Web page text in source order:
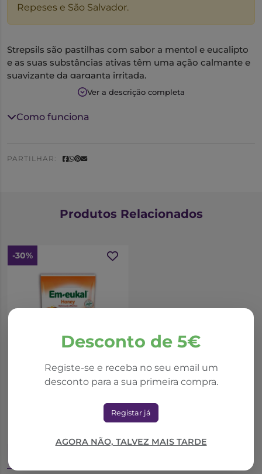
Repeses e São Salvador.
Strepsils são pastilhas com sabor a mentol e eucalipto
e as suas substâncias ativas têm uma ação calmante e
suavizante da garganta irritada.
Ver a descrição completa
Como funciona
PARTILHAR:
Desconto de 5€
Registe-se e receba no seu email um
desconto para a sua primeira compra.
Registar já
AGORA NÃO, TALVEZ MAIS TARDE
Produtos Relacionados
-30%
Rebuçados C/Recheio